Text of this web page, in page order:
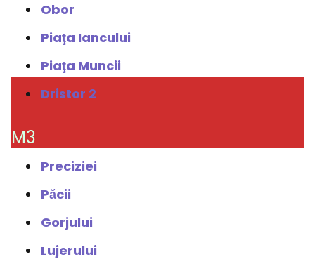
Obor
Piaţa Iancului
Piaţa Muncii
Dristor 2
M3
Preciziei
Păcii
Gorjului
Lujerului